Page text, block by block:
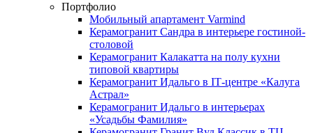
Портфолио
Мобильный апартамент Varmind
Керамогранит Сандра в интерьере гостиной-
столовой
Керамогранит Калакатта на полу кухни
типовой квартиры
Керамогранит Идальго в IТ-центре «Калуга
Астрал»
Керамогранит Идальго в интерьерах
«Усадьбы Фамилия»